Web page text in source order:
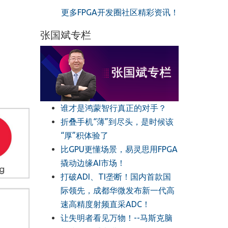
更多FPGA开发圈社区精彩资讯！
张国斌专栏
谁才是鸿蒙智行真正的对手？
折叠手机“薄”到尽头，是时候该
“厚”积体验了
比GPU更懂场景，易灵思用FPGA
撬动边缘AI市场！
打破ADI、TI垄断！国内首款国
际领先，成都华微发布新一代高
速高精度射频直采ADC！
让失明者看见万物！--马斯克脑